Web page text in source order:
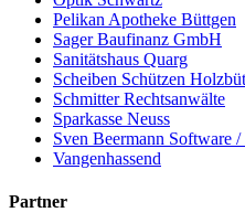
Pelikan Apotheke Büttgen
Sager Baufinanz GmbH
Sanitätshaus Quarg
Scheiben Schützen
Schmitter Rechtsanwälte
Sparkasse Neuss
Sven Beermann Software
Vangenhassend
Partner